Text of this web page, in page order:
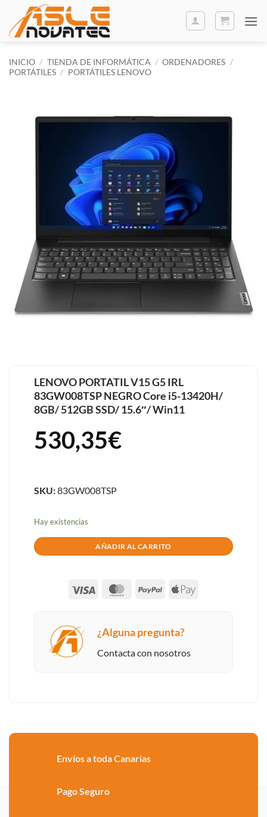
contenido
INICIO / TIENDA DE INFORMÁTICA / ORDENADORES /
PORTÁTILES / PORTÁTILES LENOVO
LENOVO PORTATIL V15 G5 IRL
83GW008TSP NEGRO Core i5-13420H/
8GB/ 512GB SSD/ 15.6″/ Win11
530,35€
SKU:83GW008TSP
Hay existencias
AÑADIR AL CARRITO
Visa MasterCard
PayPal Apple
¿Alguna pregunta?
Contacta con nosotros
Envíos a toda Canarias
Pago Seguro